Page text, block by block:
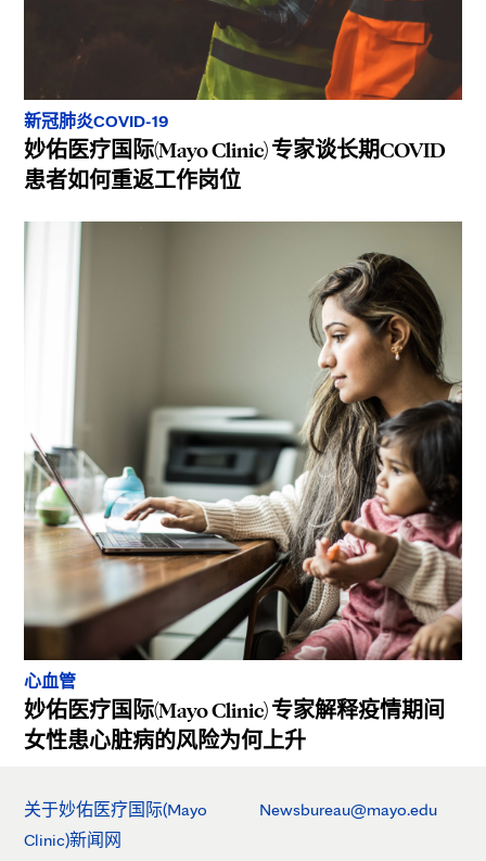
新冠肺炎COVID-19
妙佑医疗国际(Mayo Clinic) 专家谈长期COVID
患者如何重返工作岗位
心血管
妙佑医疗国际(Mayo Clinic) 专家解释疫情期间
女性患心脏病的风险为何上升
关于妙佑医疗国际(Mayo
Clinic)新闻网
Newsbureau@mayo.edu